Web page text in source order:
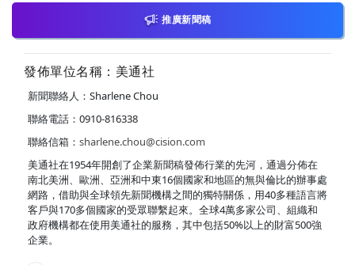
推廣新聞稿
發佈單位名稱：美通社
新聞聯絡人：Sharlene Chou
聯絡電話：0910-816338
聯絡信箱： sharlene.chou@cision.com
美通社在1954年開創了企業新聞稿發佈行業的先河，通過分佈在
南北美洲、歐洲、亞洲和中東16個國家和地區的無與倫比的辦事處
網路，借助與全球領先新聞機構之間的獨特關係，用40多種語言將
客戶與170多個國家的受眾聯繫起來。全球4萬多家公司、組織和
政府機構都在使用美通社的服務，其中包括50%以上的財富500強
企業。